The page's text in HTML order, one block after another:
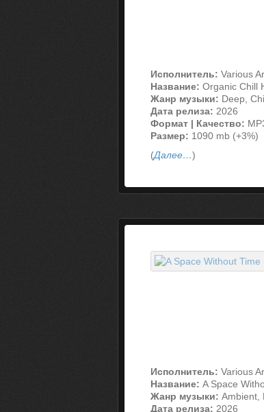
Исполнитель: Various
Название: Organic Chill
Жанр музыки: Deep,
Дата релиза: 2026
Формат | Качество:
Размер: 1090 mb (+3%)
(Далее…)
Исполнитель: Various
Название: A Space
Жанр музыки: Ambient,
Дата релиза: 2026